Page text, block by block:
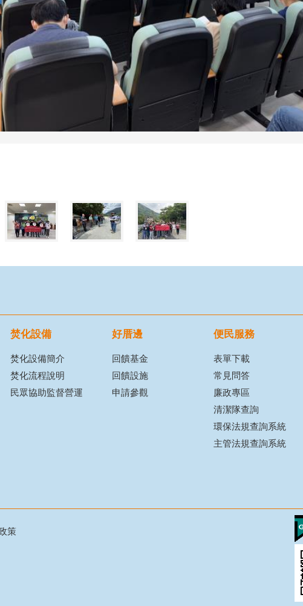
焚化設備
焚化設備簡介
焚化流程說明
民眾協助監督營運
好厝邊
回饋基金
回饋設施
申請參觀
便民服務
表單下載
常見問答
廉政專區
清潔隊查詢
環保法規查詢系統
主管法規查詢系統
策